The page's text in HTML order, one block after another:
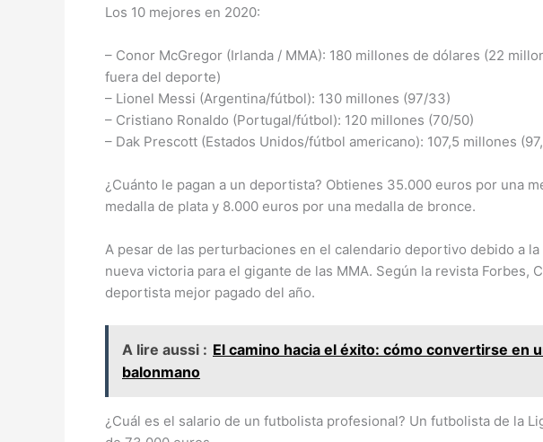
Los 10 mejores en 2020:
– Conor McGregor (Irlanda / MMA): 180 millones de dólares (22
fuera del deporte)
– Lionel Messi (Argentina/fútbol): 130 millones (97/33)
– Cristiano Ronaldo (Portugal/fútbol): 120 millones (70/50)
– Dak Prescott (Estados Unidos/fútbol americano): 107,5 millones
¿Cuánto le pagan a un deportista? Obtienes 35.000 euros por una
medalla de plata y 8.000 euros por una medalla de bronce.
A pesar de las perturbaciones en el calendario deportivo debido a
nueva victoria para el gigante de las MMA. Según la revista Forbes,
deportista mejor pagado del año.
A lire aussi : El camino hacia el éxito: cómo convertirse en
balonmano
¿Cuál es el salario de un futbolista profesional? Un futbolista de la